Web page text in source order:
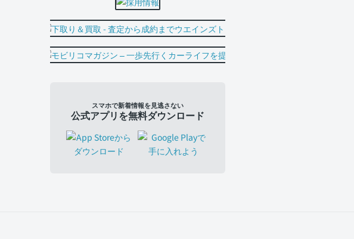
スマホで新着情報を見逃さない
公式アプリを無料ダウンロード